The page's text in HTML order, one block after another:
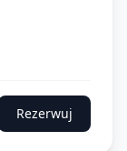
Rezerwuj